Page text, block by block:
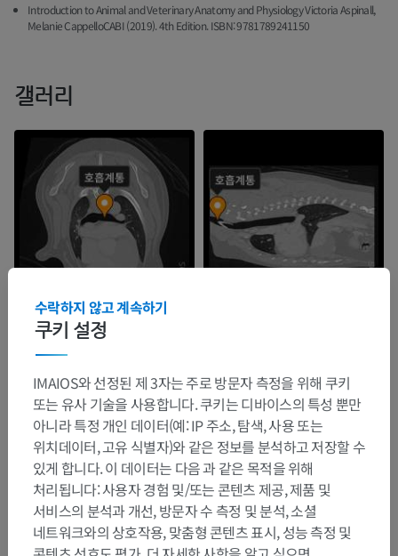
Introduction to Animal and Veterinary Anatomy and Physiology Victoria Aspinall,
Melanie CappelloCABI (2019). 4th Edition. ISBN: 9781789241150
갤러리
쿠키 설정
수락하지 않고 계속하기
IMAIOS와 선정된 제 3자는 주로 방문자 측정을 위해 쿠키
또는 유사 기술을 사용합니다. 쿠키는 디바이스의 특성 뿐만
아니라 특정 개인 데이터(예: IP 주소, 탐색, 사용 또는
위치데이터, 고유 식별자)와 같은 정보를 분석하고 저장할 수
있게 합니다. 이 데이터는 다음 과 같은 목적을 위해
처리됩니다: 사용자 경험 및/또는 콘텐츠 제공, 제품 및
서비스의 분석과 개선, 방문자 수 측정 및 분석, 소셜
네트워크와의 상호작용, 맞춤형 콘텐츠 표시, 성능 측정 및